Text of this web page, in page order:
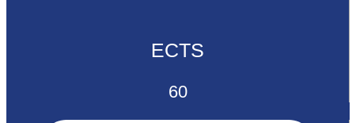
ECTS
60